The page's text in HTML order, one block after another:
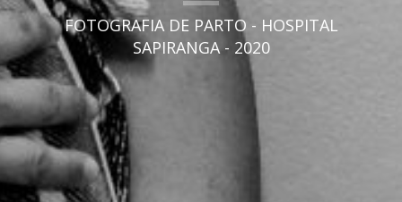
FOTOGRAFIA DE PARTO - HOSPITAL
SAPIRANGA - 2020